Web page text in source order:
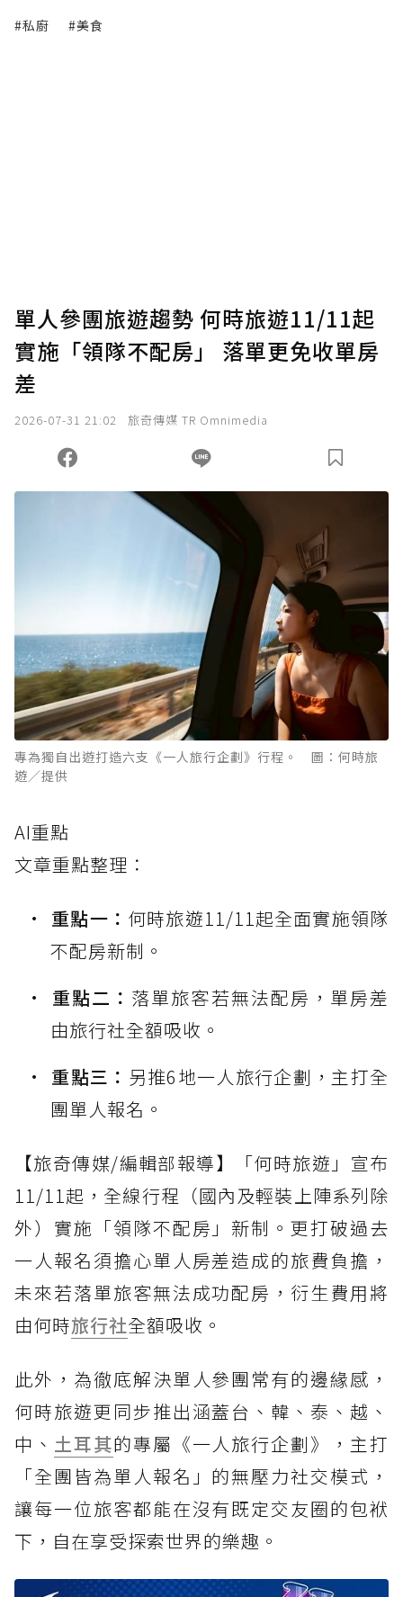
#私廚 #美食
單人參團旅遊趨勢 何時旅遊11/11起
實施「領隊不配房」 落單更免收單房
差
2026-07-31 21:02 旅奇傳媒 TR Omnimedia
專為獨自出遊打造六支《一人旅行企劃》行程。 圖：何時旅
遊／提供
AI重點
文章重點整理：
重點一： 何時旅遊11/11起全面實施領隊
不配房新制。
重點二： 落單旅客若無法配房，單房差
由旅行社全額吸收。
重點三： 另推6地一人旅行企劃，主打全
團單人報名。
【旅奇傳媒/編輯部報導】「何時旅遊」宣布
11/11起，全線行程（國內及輕裝上陣系列除
外）實施「領隊不配房」新制。更打破過去
一人報名須擔心單人房差造成的旅費負擔，
未來若落單旅客無法成功配房，衍生費用將
由何時旅行社全額吸收。
此外，為徹底解決單人參團常有的邊緣感，
何時旅遊更同步推出涵蓋台、韓、泰、越、
中、 土耳其的專屬《一人旅行企劃》，主打
「全團皆為單人報名」的無壓力社交模式，
讓每一位旅客都能在沒有既定交友圈的包袱
下，自在享受探索世界的樂趣。